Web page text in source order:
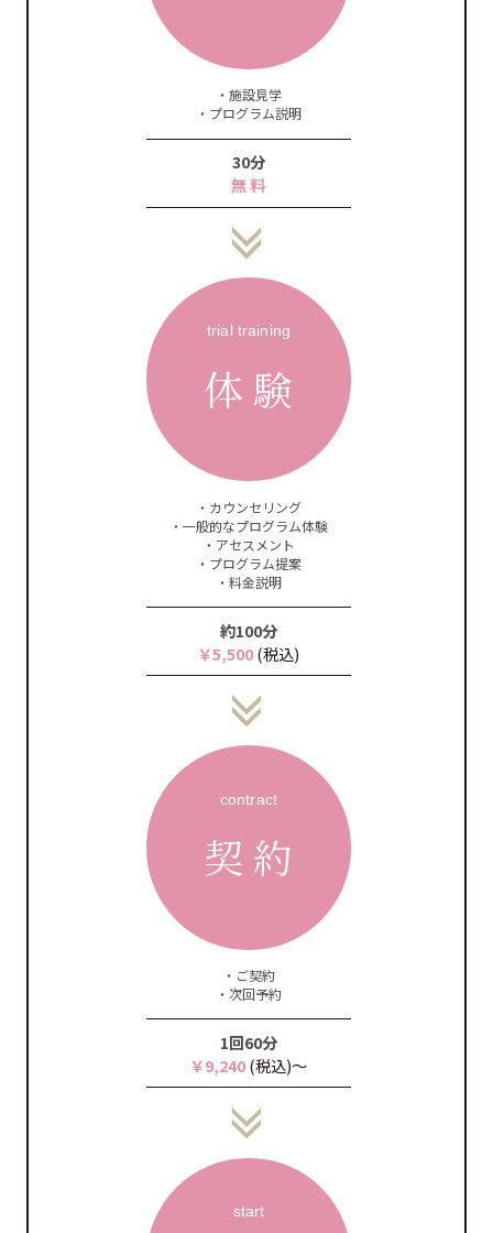
・施設見学
・プログラム説明
30分
無 料
trial training
体 験
・カウンセリング
・一般的なプログラム体験
・アセスメント
・プログラム提案
・料金説明
約100分
￥5,500(税込)
contract
契 約
・ご契約
・次回予約
1回60分
￥9,240(税込)～
start